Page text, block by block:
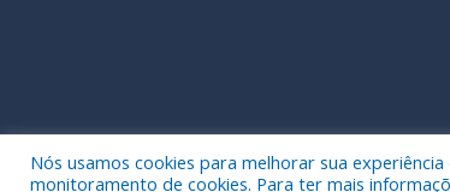
Todos os direitos reservados a
Nós usamos cookies para melhorar sua
monitoramento de cookies. Para ter mais